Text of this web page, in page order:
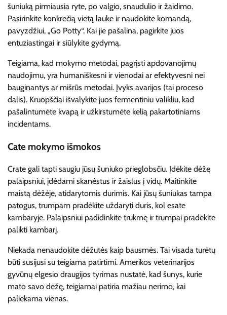
šuniuką pirmiausia ryte, po valgio, snaudulio ir žaidimo.
Pasirinkite konkrečią vietą lauke ir naudokite komandą,
pavyzdžiui, „Go Potty“. Kai jie pašalina, pagirkite juos
entuziastingai ir siūlykite gydymą.
Teigiama, kad mokymo metodai, pagrįsti apdovanojimų
naudojimu, yra humaniškesni ir vienodai ar efektyvesni nei
bauginantys ar mišrūs metodai. Įvyks avarijos (tai proceso
dalis). Kruopščiai išvalykite juos fermentiniu valikliu, kad
pašalintumėte kvapą ir užkirstumėte kelią pakartotiniams
incidentams.
Cate mokymo išmokos
Crate gali tapti saugiu jūsų šuniuko prieglobsčiu. Įdėkite dėžę
palaipsniui, įdėdami skanėstus ir žaislus į vidų. Maitinkite
maistą dėžėje, atidarytomis durimis. Kai jūsų šuniukas tampa
patogus, trumpam pradėkite uždaryti duris, kol esate
kambaryje. Palaipsniui padidinkite trukmę ir trumpai pradėkite
palikti kambarį.
Niekada nenaudokite dėžutės kaip bausmės. Tai visada turėtų
būti susijusi su teigiama patirtimi. Amerikos veterinarijos
gyvūnų elgesio draugijos tyrimas nustatė, kad šunys, kurie
mato savo dėžę, teigiamai patiria mažiau nerimo, kai
paliekama vienas.